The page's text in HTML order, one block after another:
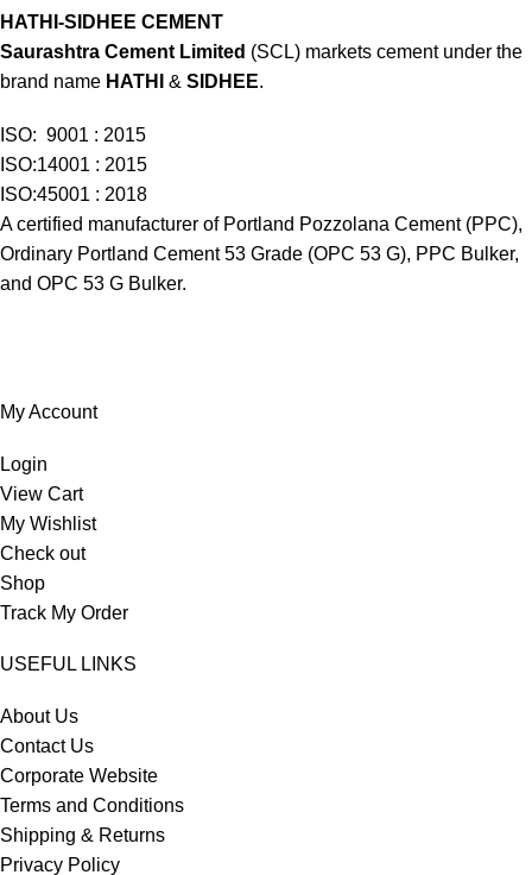
HATHI-SIDHEE CEMENT
Saurashtra Cement Limited (SCL) markets cement under the
brand name HATHI & SIDHEE.
ISO: 9001 : 2015
ISO:14001 : 2015
ISO:45001 : 2018
A certified manufacturer of Portland Pozzolana Cement (PPC),
Ordinary Portland Cement 53 Grade (OPC 53 G), PPC Bulker,
and OPC 53 G Bulker.
My Account
Login
View Cart
My Wishlist
Check out
Shop
Track My Order
USEFUL LINKS
About Us
Contact Us
Corporate Website
Terms and Conditions
Shipping & Returns
Privacy Policy